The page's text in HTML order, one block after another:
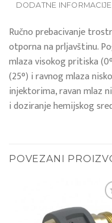
DODATNE INFORMACIJE
Ručno prebacivanje
otporna na prljavštinu.
mlaza visokog pritiska
(25°) i ravnog mlaza
injektorima, ravan mlaz
i doziranje hemijskog
POVEZANI